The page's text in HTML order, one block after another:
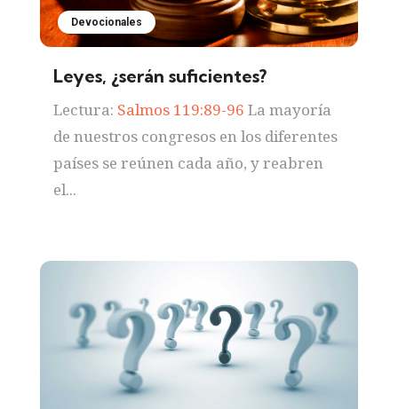
Devocionales
Leyes, ¿serán suficientes?
Lectura: Salmos 119:89-96 La mayoría
de nuestros congresos en los diferentes
países se reúnen cada año, y reabren
el...